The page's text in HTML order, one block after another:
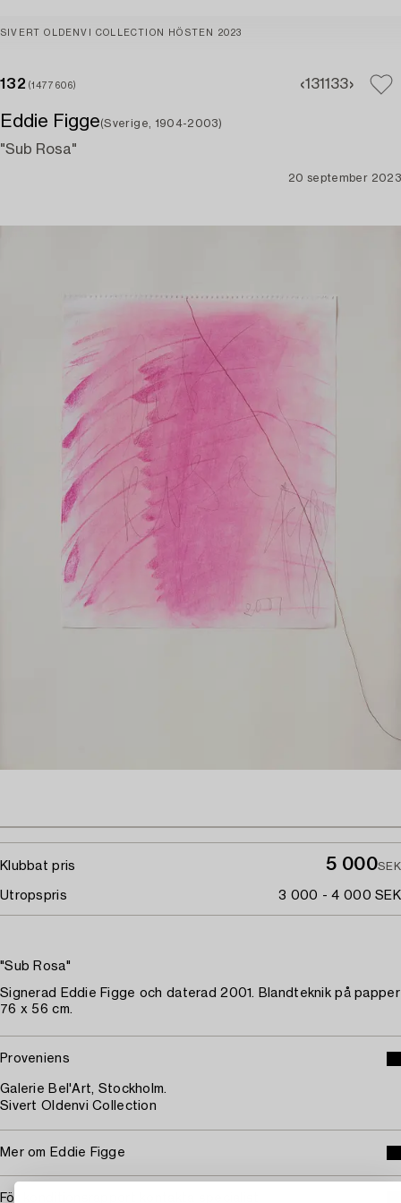
SIVERT OLDENVI COLLECTION HÖSTEN 2023
132 (1477606) 131133
Eddie Figge(Sverige, 1904-2003)
"Sub Rosa"
20 september 2023
Klubbat pris 5 000SEK
Utropspris 3 000 - 4 000 SEK
"Sub Rosa"
Signerad Eddie Figge och daterad 2001. Blandteknik på papper
76 x 56 cm.
Proveniens
Galerie Bel'Art, Stockholm.
Sivert Oldenvi Collection
Mer om Eddie Figge
För konditionsrapport kontakta specialist